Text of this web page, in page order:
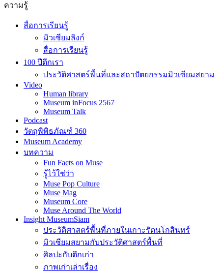
ความรู้
สื่อการเรียนรู้
มิวเซียมลิงก์
สื่อการเรียนรู้
100 ปีตึกเรา
ประวัติศาสตร์พื้นที่และสถาปัตยกรรมมิวเซียมสยาม
Video
Human library
Museum inFocus 2567
Museum Talk
Podcast
วัตถุพิพิธภัณฑ์ 360
Museum Academy
บทความ
Fun Facts on Muse
รู้ไว้ใช่ว่า
Muse Pop Culture
Muse Mag
Museum Core
Muse Around The World
Insight MuseumSiam
ประวัติศาสตร์พื้นที่ภายในเกาะรัตนโกสินทร์
มิวเซียมสยามกับประวัติศาสตร์พื้นที่
ศิลปะกับตึกเก่า
ภาพเก่าเล่าเรื่อง